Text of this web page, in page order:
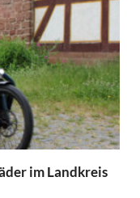
im Landkreis